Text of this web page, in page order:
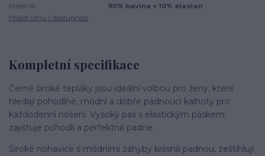
Materiál:
90% bavlna + 10% elastan
Hlídat cenu / dostupnost
Kompletní specifikace
Černé široké tepláky jsou ideální volbou pro ženy, které
hledají pohodlné, módní a dobře padnoucí kalhoty pro
každodenní nošení. Vysoký pas s elastickým páskem
zajišťuje pohodlí a perfektně padne .
Široké nohavice s módními záhyby krásně padnou, zeštíhlují